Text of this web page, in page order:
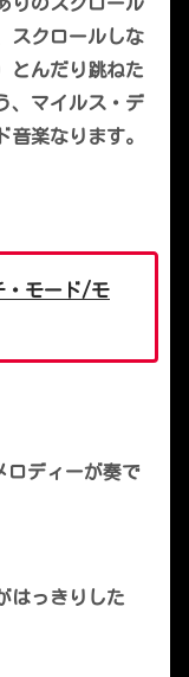
スクロールしな
とんだり跳ねた
、マイルス・デ
楽なります。
・モード/モ
ロディーが奏で
はっきりした